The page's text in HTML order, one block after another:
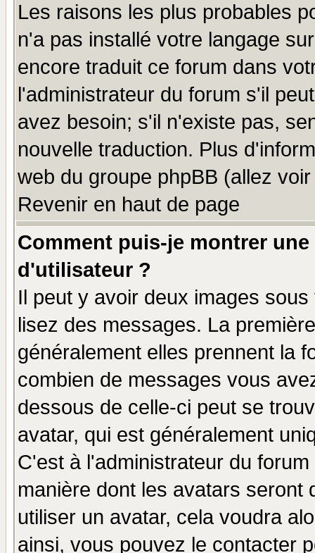
Les raisons les plus probables
n'a pas installé votre langage
encore traduit ce forum dans
l'administrateur du forum s'il
avez besoin; s'il n'existe pas,
nouvelle traduction. Plus
web du groupe phpBB (allez
Revenir en haut de page
Comment puis-je montrer
d'utilisateur ?
Il peut y avoir deux images
lisez des messages. La
généralement elles prennent la
combien de messages vous
dessous de celle-ci peut se
avatar, qui est généralement
C'est à l'administrateur du
manière dont les avatars seront
utiliser un avatar, cela voudra
ainsi, vous pouvez le contacter